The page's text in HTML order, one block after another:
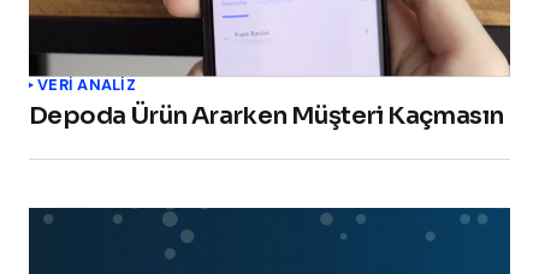
VERI ANALIZ
Depoda Ürün Ararken Müşteri Kaçmasın